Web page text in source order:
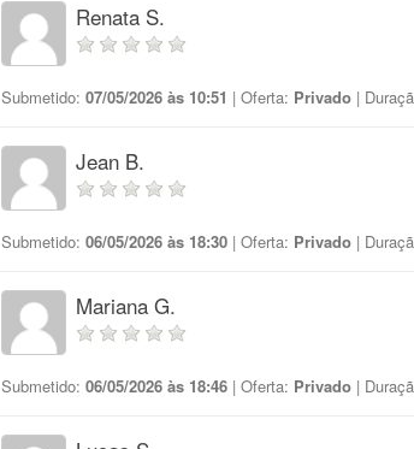
Renata S.
Submetido: 07/05/2026 às 10:51 | Oferta: Privado |
Jean B.
Submetido: 06/05/2026 às 18:30 | Oferta: Privado |
Mariana G.
Submetido: 06/05/2026 às 18:46 | Oferta: Privado |